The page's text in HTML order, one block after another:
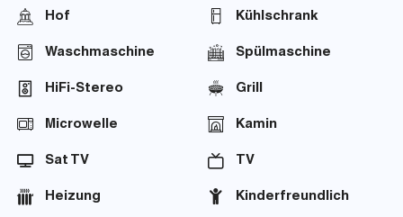
Hof Kühlschrank
Waschmaschine Spülmaschine
HiFi-Stereo Grill
Microwelle Kamin
Sat TV TV
Heizung Kinderfreundlich